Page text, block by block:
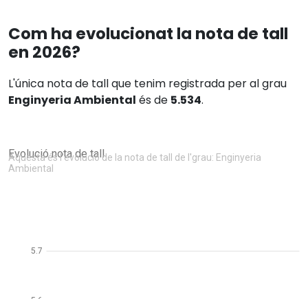
Com ha evolucionat la nota de tall
en 2026?
L'única nota de tall que tenim registrada per al grau
Enginyeria Ambiental és de 5.534.
Evolució nota de tall
Aquesta és l'evolució de la nota de tall de l'grau: Enginyeria
Ambiental
5.7